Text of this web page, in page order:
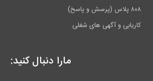
۸۰۸ پلاس (پرسش و پاسخ)
کاریابی و آگهی های شغلی
مارا دنبال کنید: